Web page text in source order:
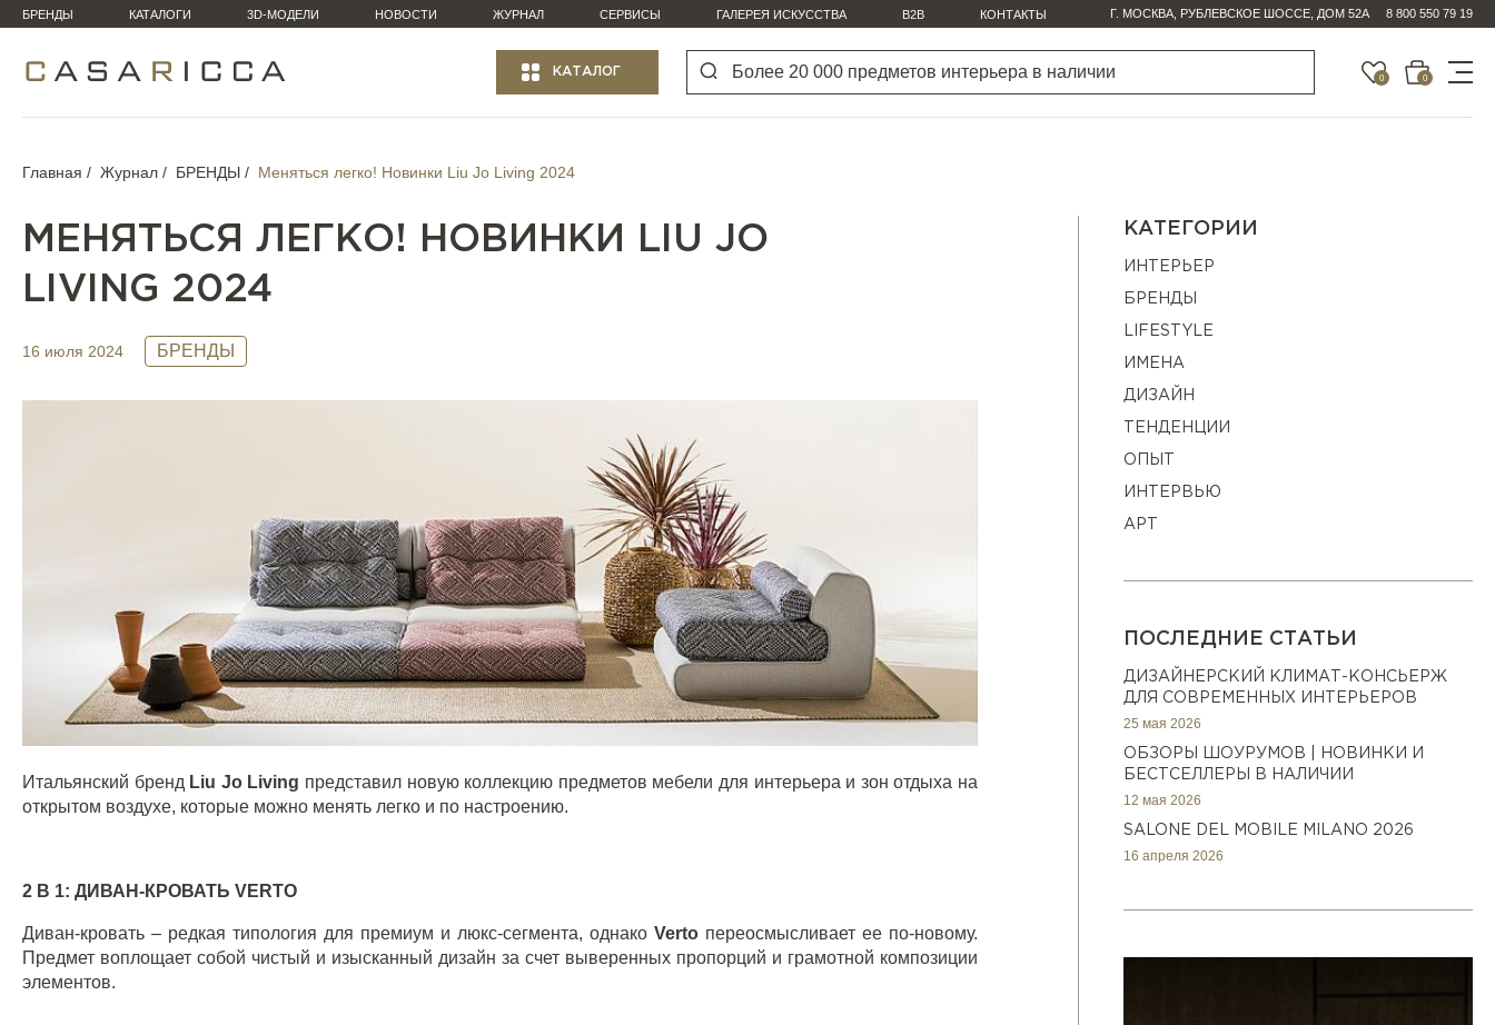
БРЕНДЫ КАТАЛОГИ 3D-МОДЕЛИ НОВОСТИ ЖУРНАЛ СЕРВИСЫ ГАЛЕРЕЯ ИСКУССТВА B2B КОНТАКТЫ Г. МОСКВА, РУБЛЕВСКОЕ ШОССЕ, ДОМ 52А 8 800 550 79 19
КАТАЛОГ 0 0
Главная Журнал БРЕНДЫ Меняться легко! Новинки Liu Jo Living 2024
МЕНЯТЬСЯ ЛЕГКО! НОВИНКИ LIU JO
LIVING 2024
16 июля 2024 БРЕНДЫ
Итальянский бренд Liu Jo Living представил новую коллекцию предметов мебели для интерьера и зон отдыха на
открытом воздухе, которые можно менять легко и по настроению.
2 В 1: ДИВАН-КРОВАТЬ VERTO
Диван-кровать – редкая типология для премиум и люкс-сегмента, однако Verto переосмысливает ее по-новому.
Предмет воплощает собой чистый и изысканный дизайн за счет выверенных пропорций и грамотной композиции
элементов.
КАТЕГОРИИ
ИНТЕРЬЕР
БРЕНДЫ
LIFESTYLE
ИМЕНА
ДИЗАЙН
ТЕНДЕНЦИИ
ОПЫТ
ИНТЕРВЬЮ
АРТ
ПОСЛЕДНИЕ СТАТЬИ
ДИЗАЙНЕРСКИЙ КЛИМАТ-КОНСЬЕРЖ
ДЛЯ СОВРЕМЕННЫХ ИНТЕРЬЕРОВ
25 мая 2026
ОБЗОРЫ ШОУРУМОВ | НОВИНКИ И
БЕСТСЕЛЛЕРЫ В НАЛИЧИИ
12 мая 2026
SALONE DEL MOBILE MILANO 2026
16 апреля 2026